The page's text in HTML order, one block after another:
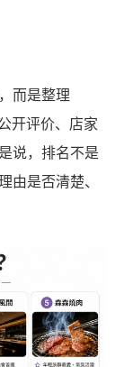
而是整理
开评价、店家
说，排名不是
由是否清楚、